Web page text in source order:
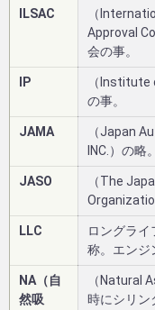
ILSAC
（
Approval
会の事。
IP
（
の事。
JAMA
（Japan
INC.）の略
JASO
（The
LLC
ロングラ
称。エンジ
NA（自
然吸
（Natural
時にシリン